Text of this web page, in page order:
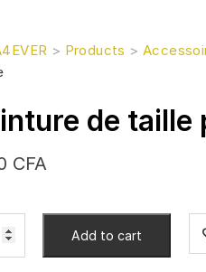
> Products >
de taille
CFA
Add to cart